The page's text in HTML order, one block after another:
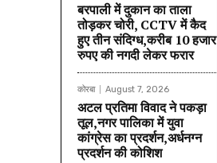
बरपाली में दुकान का ताला
तोड़कर चोरी, CCTV में कैद
हुए तीन संदिग्ध,करीब 10 हजार
रुपए की नगदी लेकर फरार
कोरबा August 7, 2026
अटल प्रतिमा विवाद ने पकड़ा
तूल,नगर पालिका में युवा
कांग्रेस का प्रदर्शन,अर्धनग्न
प्रदर्शन की कोशिश